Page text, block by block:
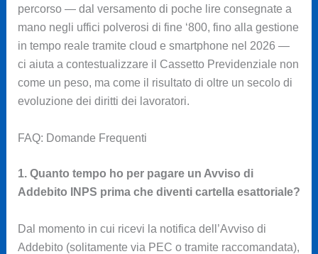
percorso — dal versamento di poche lire consegnate a
mano negli uffici polverosi di fine ‘800, fino alla gestione
in tempo reale tramite cloud e smartphone nel 2026 —
ci aiuta a contestualizzare il Cassetto Previdenziale non
come un peso, ma come il risultato di oltre un secolo di
evoluzione dei diritti dei lavoratori.
FAQ: Domande Frequenti
1. Quanto tempo ho per pagare un Avviso di
Addebito INPS prima che diventi cartella esattoriale?
Dal momento in cui ricevi la notifica dell’Avviso di
Addebito (solitamente via PEC o tramite raccomandata),